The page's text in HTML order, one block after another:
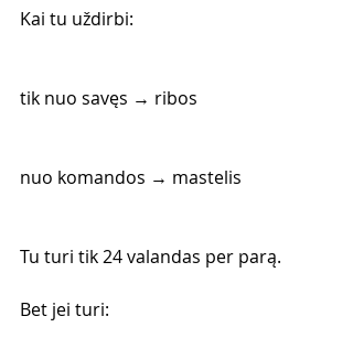
Kai tu uždirbi:
tik nuo savęs → ribos
nuo komandos → mastelis
Tu turi tik 24 valandas per parą.
Bet jei turi: